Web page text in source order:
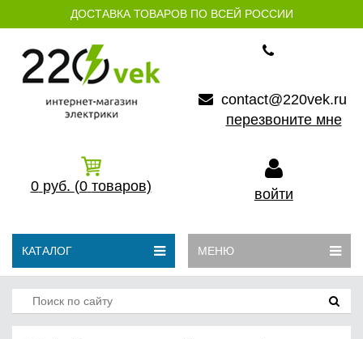
ДОСТАВКА ТОВАРОВ ПО ВСЕЙ РОССИИ
contact@220vek.ru
перезвоните мне
0 руб. (0 товаров) войти
КАТАЛОГ МЕНЮ